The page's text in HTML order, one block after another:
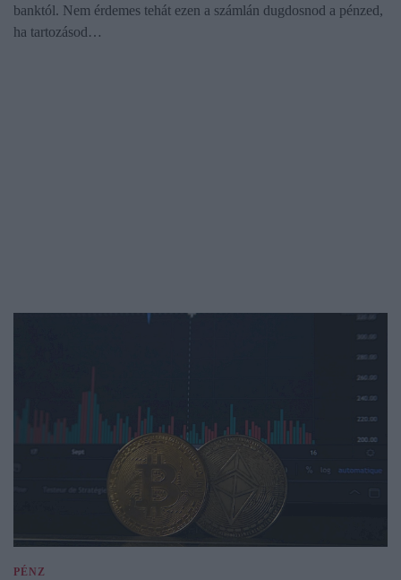
banktól. Nem érdemes tehát ezen a számlán dugdosnod a pénzed,
ha tartozásod…
PÉNZ